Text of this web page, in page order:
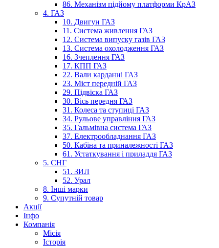
86. Механізм підйому платформи КрАЗ
4. ГАЗ
10. Двигун ГАЗ
11. Система живлення ГАЗ
12. Система випуску газів ГАЗ
13. Система охолодження ГАЗ
16. Зчеплення ГАЗ
17. КПП ГАЗ
22. Вали карданні ГАЗ
23. Міст передній ГАЗ
29. Підвіска ГАЗ
30. Вісь передня ГАЗ
31. Колеса та ступиці ГАЗ
34. Рульове управління ГАЗ
35. Гальмівна система ГАЗ
37. Електрообладнання ГАЗ
50. Кабіна та приналежності ГАЗ
61. Устаткування і приладдя ГАЗ
5. СНГ
51. ЗИЛ
52. Урал
8. Інші марки
9. Супутній товар
Акції
Інфо
Компанія
Місія
Історія